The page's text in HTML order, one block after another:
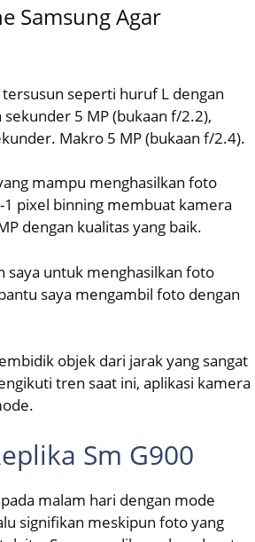
Samsung Agar
seperti huruf L dengan
5 MP (bukaan f/2.2),
Makro 5 MP (bukaan f/2.4).
mampu menghasilkan foto
pixel binning membuat kamera
dengan kualitas yang baik.
untuk menghasilkan foto
saya mengambil foto dengan
objek dari jarak yang sangat
tren saat ini, aplikasi kamera
Sm G900
malam hari dengan mode
signifikan meskipun foto yang